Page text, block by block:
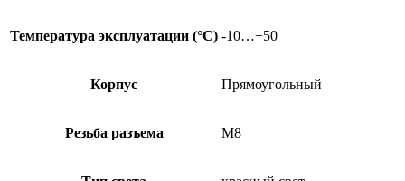
Температура эксплуатации (°C) -10…+50
Корпус Прямоугольный
Резьба разъема M8